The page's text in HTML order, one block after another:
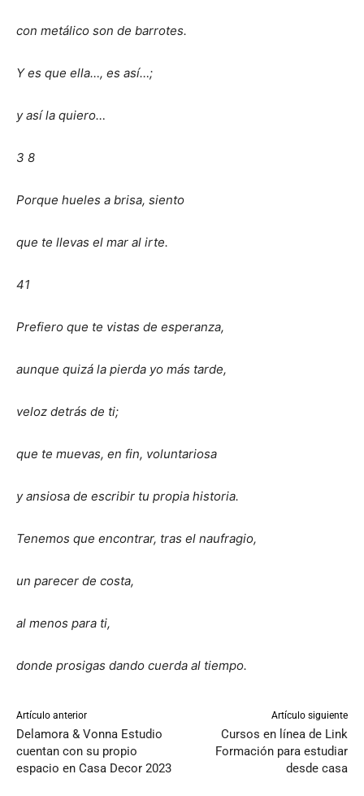
con metálico son de barrotes.
Y es que ella…, es así…;
y así la quiero…
3 8
Porque hueles a brisa, siento
que te llevas el mar al irte.
41
Prefiero que te vistas de esperanza,
aunque quizá la pierda yo más tarde,
veloz detrás de ti;
que te muevas, en fin, voluntariosa
y ansiosa de escribir tu propia historia.
Tenemos que encontrar, tras el naufragio,
un parecer de costa,
al menos para ti,
donde prosigas dando cuerda al tiempo.
Artículo anterior
Delamora & Vonna Estudio
cuentan con su propio
espacio en Casa Decor 2023
Artículo siguiente
Cursos en línea de Link
Formación para estudiar
desde casa